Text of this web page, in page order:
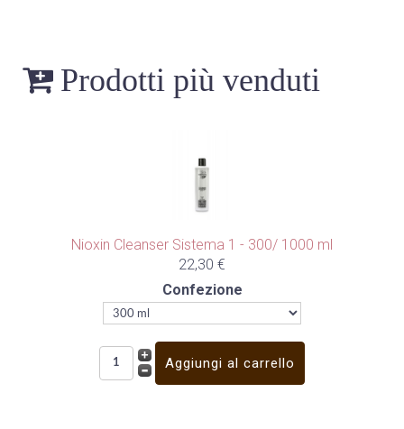
Prodotti più venduti
Nioxin Cleanser Sistema 1 - 300/ 1000 ml
22,30 €
Confezione